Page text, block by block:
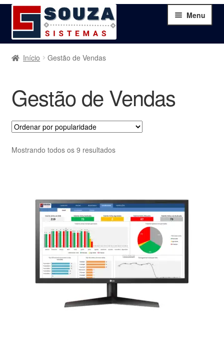
Pular
para
navegação
Pular
para
o
conteúdo
Menu
Home
Serviços
Produtos
Minha Conta
Início Gestão de Vendas
Gestão de Vendas
Mostrando todos os 9 resultadosClassificado